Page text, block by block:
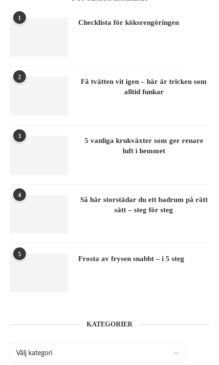
1
Checklista för köksrengöringen
2
Få tvätten vit igen – här är tricken som
alltid funkar
3
5 vanliga krukväxter som ger renare
luft i hemmet
4
Så här storstädar du ett badrum på rätt
sätt – steg för steg
5
Frosta av frysen snabbt – i 5 steg
KATEGORIER